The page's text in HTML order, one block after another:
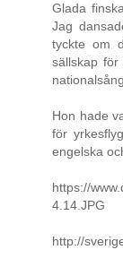
Glada
Jag
tyckte om
sällskap
Hon hade
för
engelska
https://
4.14.JPG
http://